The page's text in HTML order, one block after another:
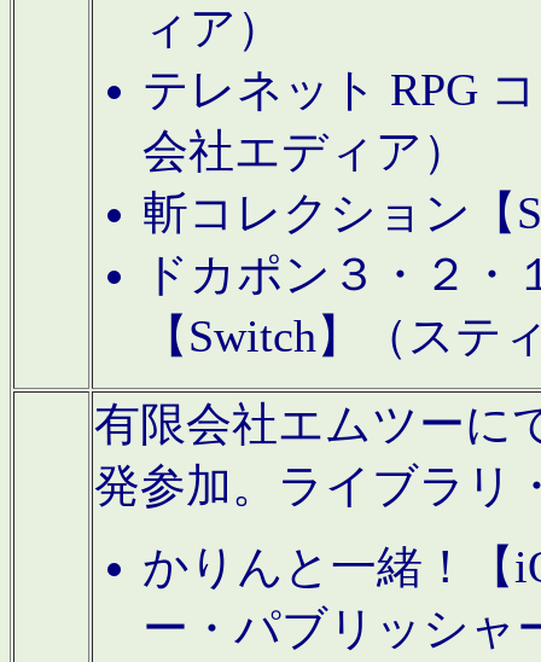
ィア）
テレネット RPG
会社エディア）
斬コレクション【
ドカポン３・２
【Switch】（ステ
有限会社エムツーに
発参加。ライブラリ
かりんと一緒！【
ー・パブリッシャ